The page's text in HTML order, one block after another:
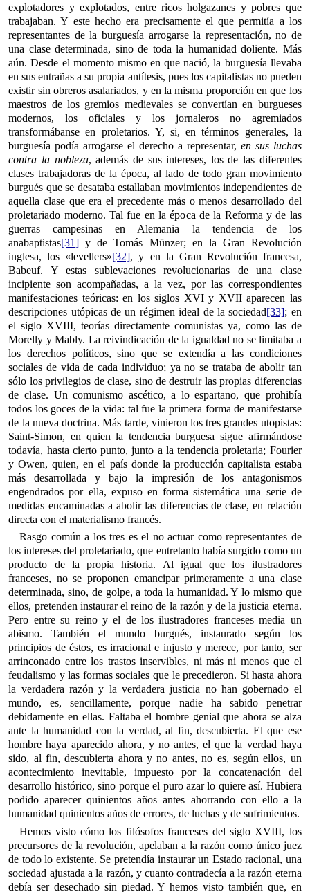
explotadores y explotados, entre ricos holgazanes y pobres que
trabajaban. Y este hecho era precisamente el que permitía a los
representantes de la burguesía arrogarse la representación, no de
una clase determinada, sino de toda la humanidad doliente. Más
aún. Desde el momento mismo en que nació, la burguesía llevaba
en sus entrañas a su propia antítesis, pues los capitalistas no pueden
existir sin obreros asalariados, y en la misma proporción en que los
maestros de los gremios medievales se convertían en burgueses
modernos, los oficiales y los jornaleros no agremiados
transformábanse en proletarios. Y, si, en términos generales, la
burguesía podía arrogarse el derecho a representar, en sus luchas
contra la nobleza, además de sus intereses, los de las diferentes
clases trabajadoras de la época, al lado de todo gran movimiento
burgués que se desataba estallaban movimientos independientes de
aquella clase que era el precedente más o menos desarrollado del
proletariado moderno. Tal fue en la época de la Reforma y de las
guerras campesinas en Alemania la tendencia de los
anabaptistas[31] y de Tomás Münzer; en la Gran Revolución
inglesa, los «levellers»[32], y en la Gran Revolución francesa,
Babeuf. Y estas sublevaciones revolucionarias de una clase
incipiente son acompañadas, a la vez, por las correspondientes
manifestaciones teóricas: en los siglos XVI y XVII aparecen las
descripciones utópicas de un régimen ideal de la sociedad[33]; en
el siglo XVIII, teorías directamente comunistas ya, como las de
Morelly y Mably. La reivindicación de la igualdad no se limitaba a
los derechos políticos, sino que se extendía a las condiciones
sociales de vida de cada individuo; ya no se trataba de abolir tan
sólo los privilegios de clase, sino de destruir las propias diferencias
de clase. Un comunismo ascético, a lo espartano, que prohibía
todos los goces de la vida: tal fue la primera forma de manifestarse
de la nueva doctrina. Más tarde, vinieron los tres grandes utopistas:
Saint-Simon, en quien la tendencia burguesa sigue afirmándose
todavía, hasta cierto punto, junto a la tendencia proletaria; Fourier
y Owen, quien, en el país donde la producción capitalista estaba
más desarrollada y bajo la impresión de los antagonismos
engendrados por ella, expuso en forma sistemática una serie de
medidas encaminadas a abolir las diferencias de clase, en relación
directa con el materialismo francés.
Rasgo común a los tres es el no actuar como representantes de
los intereses del proletariado, que entretanto había surgido como un
producto de la propia historia. Al igual que los ilustradores
franceses, no se proponen emancipar primeramente a una clase
determinada, sino, de golpe, a toda la humanidad. Y lo mismo que
ellos, pretenden instaurar el reino de la razón y de la justicia eterna.
Pero entre su reino y el de los ilustradores franceses media un
abismo. También el mundo burgués, instaurado según los
principios de éstos, es irracional e injusto y merece, por tanto, ser
arrinconado entre los trastos inservibles, ni más ni menos que el
feudalismo y las formas sociales que le precedieron. Si hasta ahora
la verdadera razón y la verdadera justicia no han gobernado el
mundo, es, sencillamente, porque nadie ha sabido penetrar
debidamente en ellas. Faltaba el hombre genial que ahora se alza
ante la humanidad con la verdad, al fin, descubierta. El que ese
hombre haya aparecido ahora, y no antes, el que la verdad haya
sido, al fin, descubierta ahora y no antes, no es, según ellos, un
acontecimiento inevitable, impuesto por la concatenación del
desarrollo histórico, sino porque el puro azar lo quiere así. Hubiera
podido aparecer quinientos años antes ahorrando con ello a la
humanidad quinientos años de errores, de luchas y de sufrimientos.
Hemos visto cómo los filósofos franceses del siglo XVIII, los
precursores de la revolución, apelaban a la razón como único juez
de todo lo existente. Se pretendía instaurar un Estado racional, una
sociedad ajustada a la razón, y cuanto contradecía a la razón eterna
debía ser desechado sin piedad. Y hemos visto también que, en